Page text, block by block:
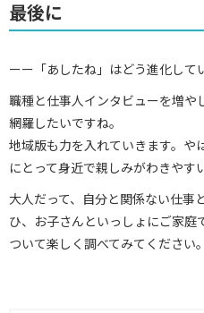
最後に
ーー「あしたね」はどう進化して
職種と仕事人インタビューを増や
網羅したいですね。
地域版も力を入れていきます。や
にとって身近で親しみがわきやす
大人だって、自分と関係ない仕事
ひ、お子さんといっしょにご家庭
ついて楽しく調べてみてください。